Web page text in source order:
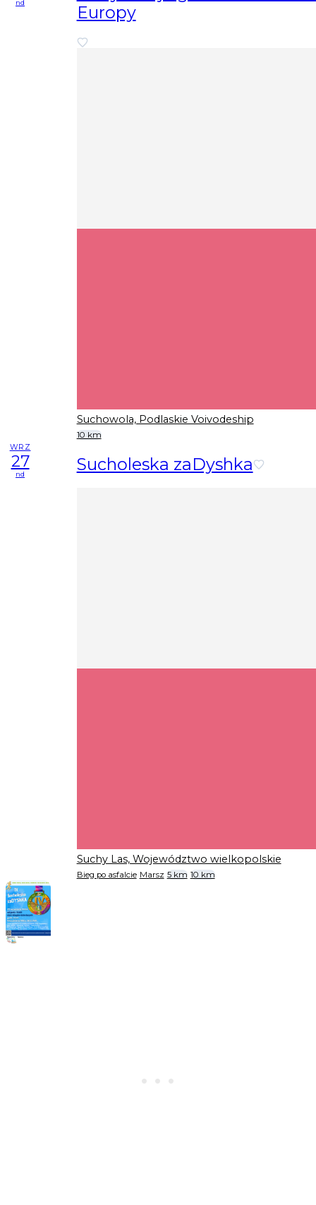
nd
Europy
Suchowola, Podlaskie Voivodeship
10 km
WRZ
27
nd Sucholeska zaDyshka
Suchy Las, Województwo wielkopolskie
Bieg po asfalcie Marsz 5 km 10 km